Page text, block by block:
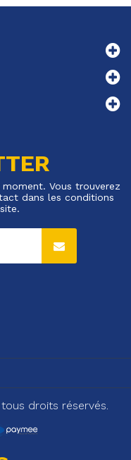
Vous trouverez
dans les conditions
droits réservés.